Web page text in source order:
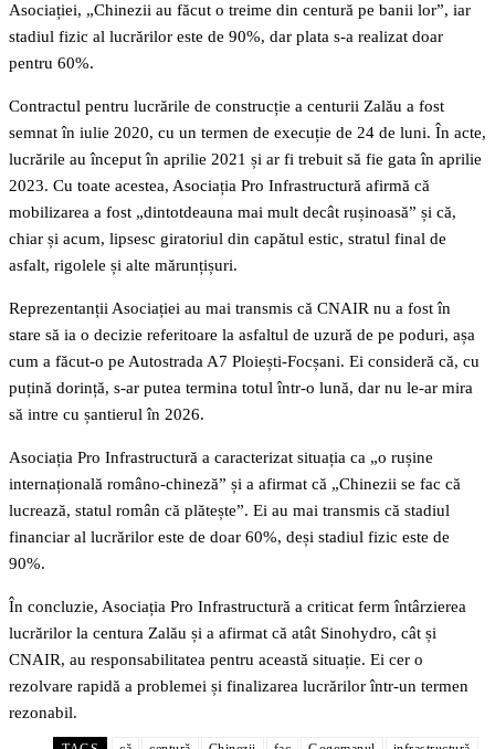
Asociației, „Chinezii au făcut o treime din centură pe banii lor”, iar
stadiul fizic al lucrărilor este de 90%, dar plata s-a realizat doar
pentru 60%.
Contractul pentru lucrările de construcție a centurii Zalău a fost
semnat în iulie 2020, cu un termen de execuție de 24 de luni. În acte,
lucrările au început în aprilie 2021 și ar fi trebuit să fie gata în aprilie
2023. Cu toate acestea, Asociația Pro Infrastructură afirmă că
mobilizarea a fost „dintotdeauna mai mult decât rușinoasă” și că,
chiar și acum, lipsesc giratoriul din capătul estic, stratul final de
asfalt, rigolele și alte mărunțișuri.
Reprezentanții Asociației au mai transmis că CNAIR nu a fost în
stare să ia o decizie referitoare la asfaltul de uzură de pe poduri, așa
cum a făcut-o pe Autostrada A7 Ploiești-Focșani. Ei consideră că, cu
puțină dorință, s-ar putea termina totul într-o lună, dar nu le-ar mira
să intre cu șantierul în 2026.
Asociația Pro Infrastructură a caracterizat situația ca „o rușine
internațională româno-chineză” și a afirmat că „Chinezii se fac că
lucrează, statul român că plătește”. Ei au mai transmis că stadiul
financiar al lucrărilor este de doar 60%, deși stadiul fizic este de
90%.
În concluzie, Asociația Pro Infrastructură a criticat ferm întârzierea
lucrărilor la centura Zalău și a afirmat că atât Sinohydro, cât și
CNAIR, au responsabilitatea pentru această situație. Ei cer o
rezolvare rapidă a problemei și finalizarea lucrărilor într-un termen
rezonabil.